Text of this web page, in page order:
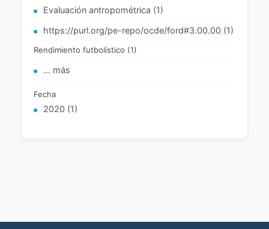
Evaluación antropométrica (1)
https://purl.org/pe-repo/ocde/ford#3.00.00 (1)
Rendimiento futbolístico (1)
... más
Fecha
2020 (1)